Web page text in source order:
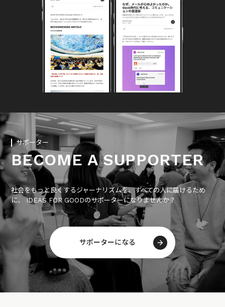
サポーター
BECOME A SUPPORTER
社会をもっと良くするジャーナリズムを、すべての人に届けるため
に、 IDEAS FOR GOODのサポーターになりませんか？
サポーターになる